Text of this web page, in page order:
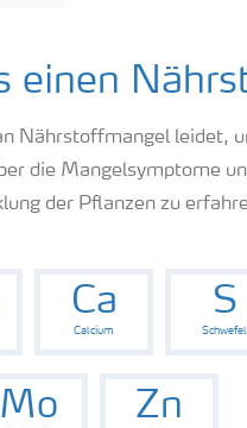
einen
Nährstoffmangel leidet,
die Mangelsymptome
der Pflanzen zu
Ca
Calcium
S
Schwefel
Mo Zn